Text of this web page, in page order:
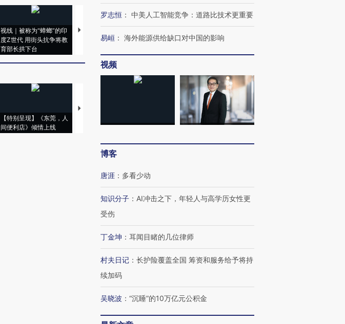
视线｜被称为“蟑螂”的印
度Z世代 用街头抗争将教
育部长拱下台
视线｜“入侵”还是“人道危
机”？难民潮撕裂西班牙
128毫米 紧急转移近
【特别呈现】《东莞，人
间便利店》倾情上线
【推广】走进第四届链博
【特别呈现】寻找100种
有意思的生活方式·第三对
【商旅对话】华住集团
CFO：不靠规模取胜，华
住三大增长引擎是什么？
罗志恒 ： 中美人工智能竞争：道路比技术更重要
易峘 ： 海外能源供给缺口对中国的影响
视频
博客
唐涯 ： 多看少动
知识分子 ： AI冲击之下，年轻人与高学历女性更
受伤
丁金坤 ： 耳闻目睹的几位律师
村夫日记 ： 长护险覆盖全国 筹资和服务给予将持
续加码
吴晓波 ： “沉睡”的10万亿元公积金